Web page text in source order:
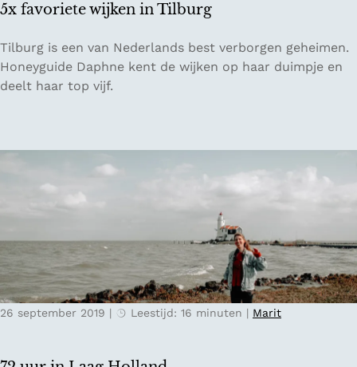
t
n
A
r
r
t
5x favoriete wijken in Tilburg
5
x
f
e
w
i
j
k
Tilburg is een van Nederlands best verborgen geheimen.
Honeyguide Daphne kent de wijken op haar duimpje en
deelt haar top vijf.
26 september 2019 | Leestijd: 16 minuten | Marit